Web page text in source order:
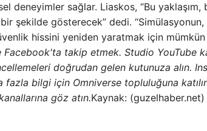
deneyimler sağlar. Liaskos, “Bu yaklaşım,
şekilde gösterecek” dedi.
hissini yeniden yaratmak için
Facebook'ta takip etmek. Studio YouTube
doğrudan gelen kutunuza alın.
fazla bilgi için Omniverse topluluğuna
göz atın.Kaynak: